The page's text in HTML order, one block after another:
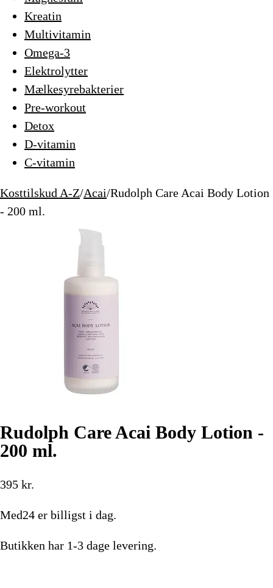
Kreatin
Multivitamin
Omega-3
Elektrolytter
Mælkesyrebakterier
Pre-workout
Detox
D-vitamin
C-vitamin
Kosttilskud A-Z/Acai/Rudolph Care Acai Body Lotion
- 200 ml.
Rudolph Care Acai Body Lotion -
200 ml.
395 kr.
Med24 er billigst i dag.
Butikken har 1-3 dage levering.